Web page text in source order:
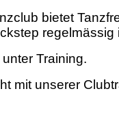
bietet
Training.
mit unserer